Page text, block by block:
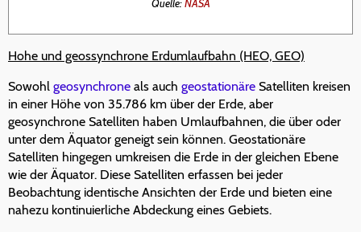
Quelle:NASA
Hohe und geossynchrone Erdumlaufbahn (HEO, GEO)
Sowohl geosynchrone als auch geostationäre Satelliten kreisen
in einer Höhe von 35.786 km über der Erde, aber
geosynchrone Satelliten haben Umlaufbahnen, die über oder
unter dem Äquator geneigt sein können. Geostationäre
Satelliten hingegen umkreisen die Erde in der gleichen Ebene
wie der Äquator. Diese Satelliten erfassen bei jeder
Beobachtung identische Ansichten der Erde und bieten eine
nahezu kontinuierliche Abdeckung eines Gebiets.